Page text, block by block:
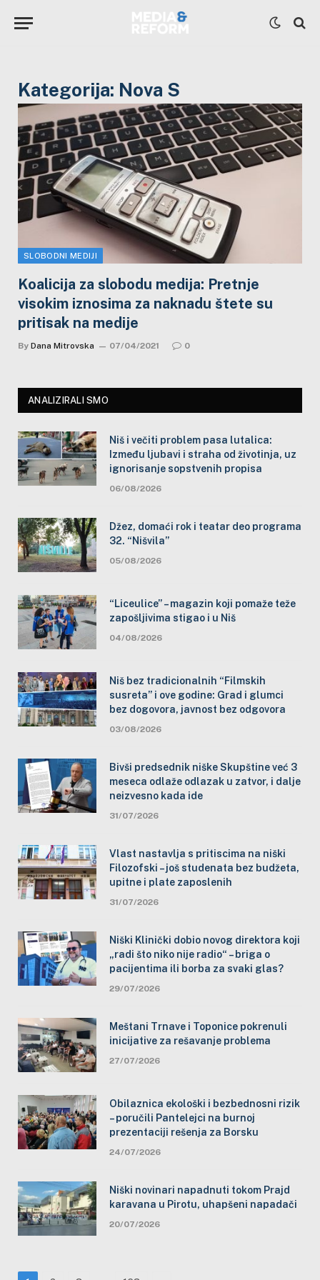
Kategorija: Nova S
SLOBODNI MEDIJI
Koalicija za slobodu medija: Pretnje
visokim iznosima za naknadu štete su
pritisak na medije
By Dana Mitrovska 07/04/2021 0
ANALIZIRALI SMO
Niš i večiti problem pasa lutalica:
Između ljubavi i straha od životinja, uz
ignorisanje sopstvenih propisa
06/08/2026
Džez, domaći rok i teatar deo programa
32. “Nišvila”
05/08/2026
“Liceulice” – magazin koji pomaže teže
zapošljivima stigao i u Niš
04/08/2026
Niš bez tradicionalnih “Filmskih
susreta” i ove godine: Grad i glumci
bez dogovora, javnost bez odgovora
03/08/2026
Bivši predsednik niške Skupštine već 3
meseca odlaže odlazak u zatvor, i dalje
neizvesno kada ide
31/07/2026
Vlast nastavlja s pritiscima na niški
Filozofski – još studenata bez budžeta,
upitne i plate zaposlenih
31/07/2026
Niški Klinički dobio novog direktora koji
„radi što niko nije radio“ – briga o
pacijentima ili borba za svaki glas?
29/07/2026
Meštani Trnave i Toponice pokrenuli
inicijative za rešavanje problema
27/07/2026
Obilaznica ekološki i bezbednosni rizik
– poručili Pantelejci na burnoj
prezentaciji rešenja za Borsku
24/07/2026
Niški novinari napadnuti tokom Prajd
karavana u Pirotu, uhapšeni napadači
20/07/2026